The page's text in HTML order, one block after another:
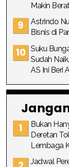
Makin
Astrindo
Bisnis di
Suku
Sudah
AS Ini Beri
Bukan
Deretan
Lembaga
Jadwal